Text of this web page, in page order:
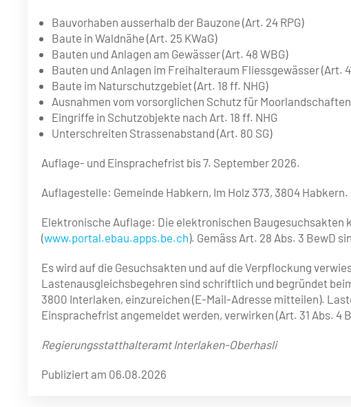
Bauvorhaben ausserhalb der Bauzone (Art. 24 RPG)
Baute in Waldnähe (Art. 25 KWaG)
Bauten und Anlagen am Gewässer (Art. 48 WBG)
Bauten und Anlagen im Freihalteraum Fliessgewässer (Art.
Baute im Naturschutzgebiet (Art. 18 ff. NHG)
Ausnahmen vom vorsorglichen Schutz für Moorlandschaften
Eingriffe in Schutzobjekte nach Art. 18 ff. NHG
Unterschreiten Strassenabstand (Art. 80 SG)
Auflage- und Einsprachefrist bis 7. September 2026.
Auflagestelle: Gemeinde Habkern, Im Holz 373, 3804 Habkern.
Elektronische Auflage: Die elektronischen Baugesuchsakten
(www.portal.ebau.apps.be.ch). Gemäss Art. 28 Abs. 3 BewD
Es wird auf die Gesuchsakten und auf die Verpflockung
Lastenausgleichsbegehren sind schriftlich und begründet
3800 Interlaken, einzureichen (E-Mail-Adresse mitteilen).
Einsprachefrist angemeldet werden, verwirken (Art. 31 Abs. 4
Regierungsstatthalteramt Interlaken-Oberhasli
Publiziert am 06.08.2026